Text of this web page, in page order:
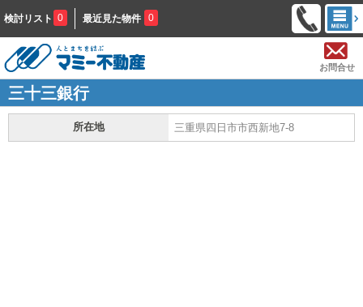
検討リスト 0 最近見た物件 0
お問合せ
三十三銀行
所在地 三重県四日市市西新地7-8